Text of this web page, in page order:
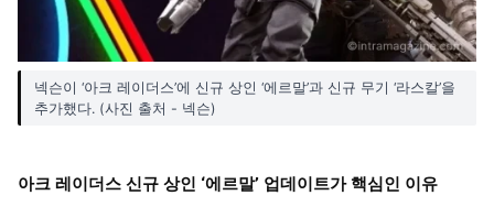
넥슨이 ‘아크 레이더스’에 신규 상인 ‘에르말’과 신규 무기 ‘라스칼’을
추가했다. (사진 출처 - 넥슨)
아크 레이더스 신규 상인 ‘에르말’ 업데이트가 핵심인 이유